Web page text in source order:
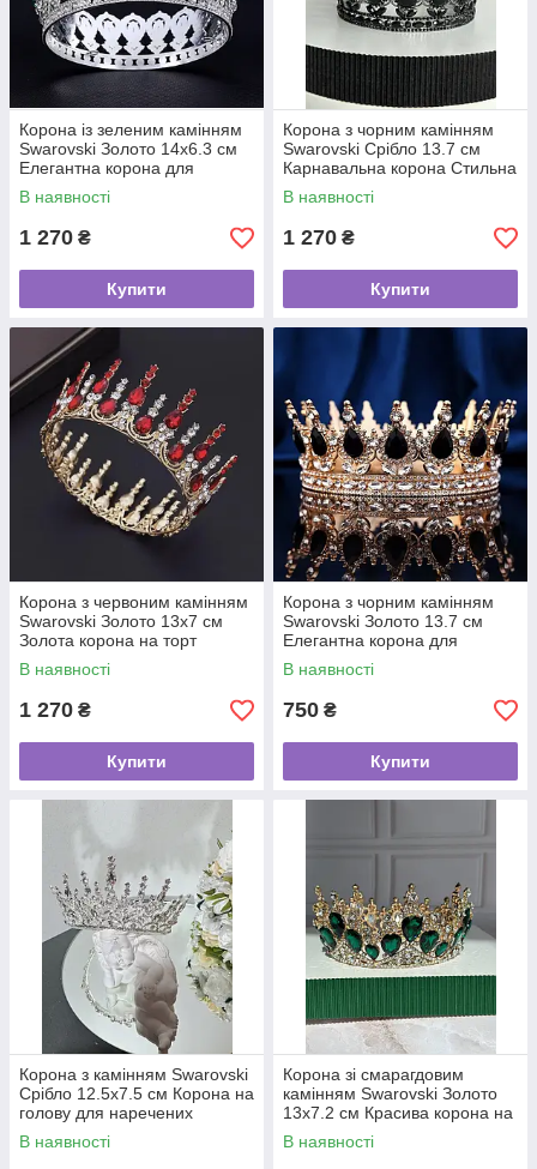
Корона із зеленим камінням
Swarovski Золото 14х6.3 см
Елегантна корона для
весільної зачіски
В наявності
1 270 ₴
Купити
Корона з чорним камінням
Swarovski Срібло 13.7 см
Карнавальна корона Стильна
корона з камінням
В наявності
1 270 ₴
Купити
Корона з червоним камінням
Swarovski Золото 13х7 см
Золота корона на торт
Діадема з червоними
стразами
В наявності
1 270 ₴
Купити
Корона з чорним камінням
Swarovski Золото 13.7 см
Елегантна корона для
фотосесії Корона з чорними
стразами
В наявності
750 ₴
Купити
Корона з камінням Swarovski
Срібло 12.5х7.5 см Корона на
голову для наречених
Весільна діадема
В наявності
Корона зі смарагдовим
камінням Swarovski Золото
13х7.2 см Красива корона на
голову Корона на випускний
В наявності